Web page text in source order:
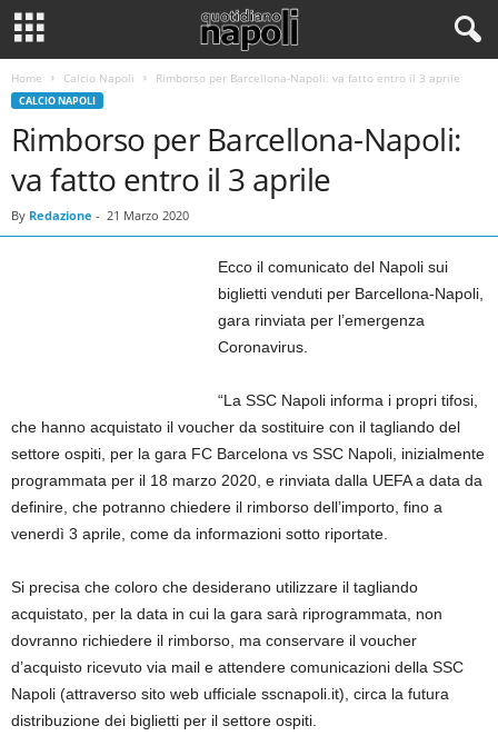
Home Calcio Napoli Rimborso per Barcellona-Napoli: va fatto entro il 3 aprile
CALCIO NAPOLI
Rimborso per Barcellona-Napoli:
va fatto entro il 3 aprile
By Redazione - 21 Marzo 2020
Ecco il comunicato del Napoli sui
biglietti venduti per Barcellona-Napoli,
gara rinviata per l’emergenza
Coronavirus.
“La SSC Napoli informa i propri tifosi,
che hanno acquistato il voucher da sostituire con il tagliando del
settore ospiti, per la gara FC Barcelona vs SSC Napoli, inizialmente
programmata per il 18 marzo 2020, e rinviata dalla UEFA a data da
definire, che potranno chiedere il rimborso dell’importo, fino a
venerdì 3 aprile, come da informazioni sotto riportate.
Si precisa che coloro che desiderano utilizzare il tagliando
acquistato, per la data in cui la gara sarà riprogrammata, non
dovranno richiedere il rimborso, ma conservare il voucher
d’acquisto ricevuto via mail e attendere comunicazioni della SSC
Napoli (attraverso sito web ufficiale sscnapoli.it), circa la futura
distribuzione dei biglietti per il settore ospiti.